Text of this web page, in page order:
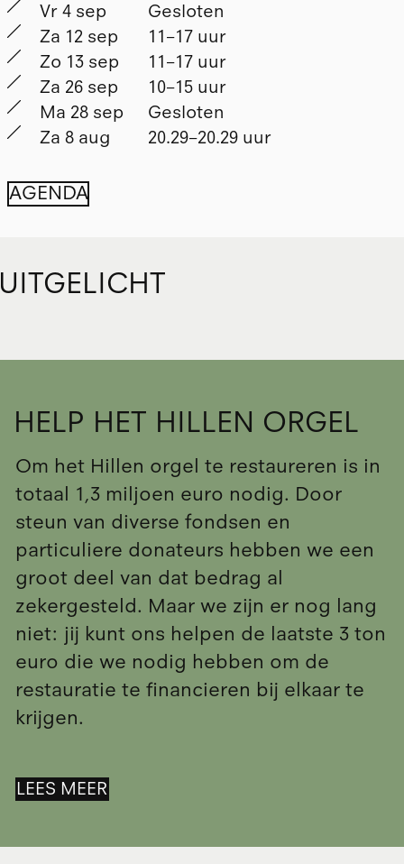
Vr 4 sep
Gesloten
Za 12 sep
11–17 uur
Zo 13 sep
11–17 uur
Za 26 sep
10–15 uur
Ma 28 sep
Gesloten
Za 8 aug
20.29–20.29 uur
AGENDA
HELP HET HILLEN ORGEL
Om het Hillen orgel te restaureren is in
totaal 1,3 miljoen euro nodig. Door
steun van diverse fondsen en
particuliere donateurs hebben we een
groot deel van dat bedrag al
zekergesteld. Maar we zijn er nog lang
niet: jij kunt ons helpen de laatste 3 ton
euro die we nodig hebben om de
restauratie te financieren bij elkaar te
krijgen.
LEES MEER